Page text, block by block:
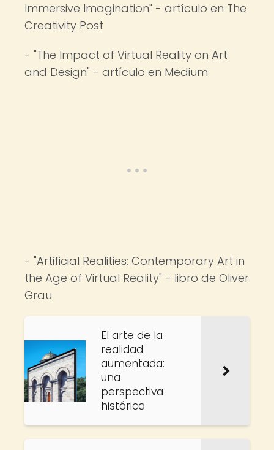
Immersive Imagination" - artículo en The
Creativity Post
- "The Impact of Virtual Reality on Art
and Design" - artículo en Medium
- "Artificial Realities: Contemporary Art in
the Age of Virtual Reality" - libro de Oliver
Grau
El arte de la
realidad
aumentada:
una
perspectiva
histórica